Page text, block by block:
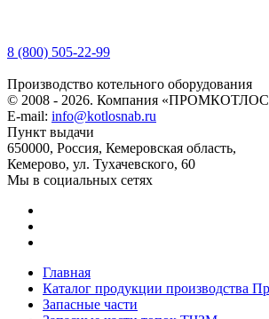
8 (800) 505-22-99
Производство котельного оборудования
© 2008 - 2026. Компания
E-mail: info@kotlosnab.ru
Пункт выдачи
650000, Россия, Кемеровская область,
Кемерово, ул. Тухачевского, 60
Мы в социальных сетях
Главная
Каталог продукции производства
Запасные части